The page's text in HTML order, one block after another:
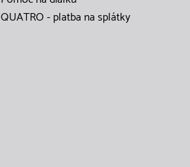
QUATRO - platba na splátky